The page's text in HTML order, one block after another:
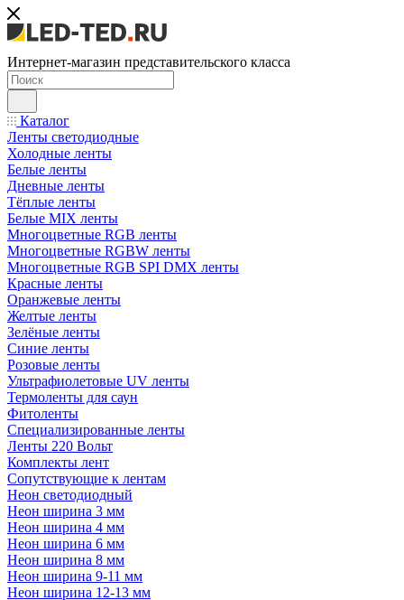
Интернет-магазин представительского класса
Каталог
Ленты светодиодные
Холодные ленты
Белые ленты
Дневные ленты
Тёплые ленты
Белые MIX ленты
Многоцветные RGB ленты
Многоцветные RGBW ленты
Многоцветные RGB SPI DMX ленты
Красные ленты
Оранжевые ленты
Желтые ленты
Зелёные ленты
Синие ленты
Розовые ленты
Ультрафиолетовые UV ленты
Термоленты для саун
Фитоленты
Специализированные ленты
Ленты 220 Вольт
Комплекты лент
Сопутствующие к лентам
Неон светодиодный
Неон ширина 3 мм
Неон ширина 4 мм
Неон ширина 6 мм
Неон ширина 8 мм
Неон ширина 9-11 мм
Неон ширина 12-13 мм